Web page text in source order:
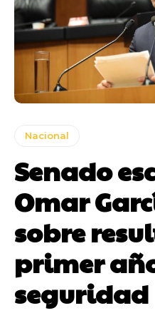
Nacional
Senado
Omar
sobre
primer
seguridad